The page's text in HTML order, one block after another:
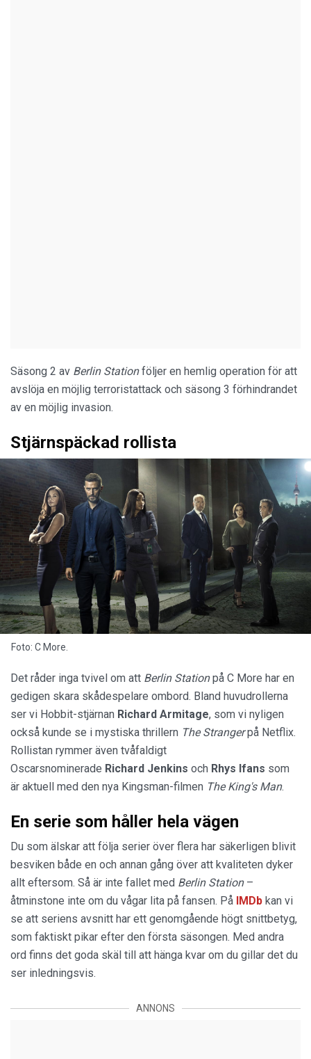
Säsong 2 av Berlin Stationföljer en hemlig operation för att
avslöja en möjlig terroristattack och säsong 3 förhindrandet
av en möjlig invasion.
Stjärnspäckad rollista
Foto: C More.
Det råder inga tvivel om att Berlin Stationpå C More har en
gedigen skara skådespelare ombord. Bland huvudrollerna
ser vi Hobbit-stjärnan Richard Armitage, som vi nyligen
också kunde se i mystiska thrillern The Strangerpå Netflix.
Rollistan rymmer även tvåfaldigt
Oscarsnominerade Richard Jenkins och Rhys Ifans som
är aktuell med den nya Kingsman-filmen The King's Man.
En serie som håller hela vägen
Du som älskar att följa serier över flera har säkerligen blivit
besviken både en och annan gång över att kvaliteten dyker
allt eftersom. Så är inte fallet med Berlin Station –
åtminstone inte om du vågar lita på fansen. På IMDb kan vi
se att seriens avsnitt har ett genomgående högt snittbetyg,
som faktiskt pikar efter den första säsongen. Med andra
ord finns det goda skäl till att hänga kvar om du gillar det du
ser inledningsvis.
ANNONS